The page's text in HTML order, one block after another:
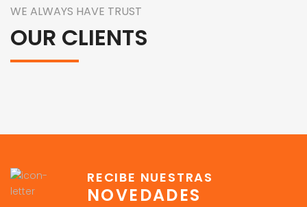
WE ALWAYS HAVE TRUST
OUR CLIENTS
RECIBE NUESTRAS
NOVEDADES